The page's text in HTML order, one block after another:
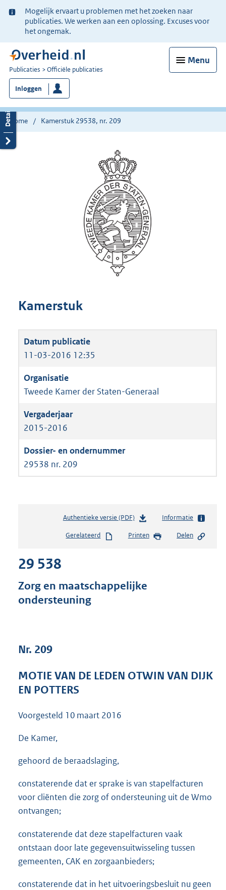
Ter
informatie:
Mogelijk ervaart u problemen met het zoeken naar
publicaties. We werken aan een oplossing. Excuses voor
het ongemak.
Menu
U
bent
nu
hier:
Publicaties Officiële publicaties
Inloggen
Home Kamerstuk 29538, nr. 209
Kamerstuk
11-03-2016 12:35
Tweede Kamer der Staten-Generaal
2015-2016
29538 nr. 209
Authentieke versie (PDF)b
s
d
s
:
Informatie
Gerelateerd Printen Delen
29 538
Zorg en maatschappelijke
ondersteuning
Nr. 209
MOTIE VAN DE LEDEN OTWIN VAN DIJK
EN POTTERS
Voorgesteld 10 maart 2016
De Kamer,
gehoord de beraadslaging,
constaterende dat er sprake is van stapelfacturen
voor cliënten die zorg of ondersteuning uit de Wmo
ontvangen;
constaterende dat deze stapelfacturen vaak
ontstaan door late gegevensuitwisseling tussen
gemeenten, CAK en zorgaanbieders;
constaterende dat in het uitvoeringsbesluit nu geen